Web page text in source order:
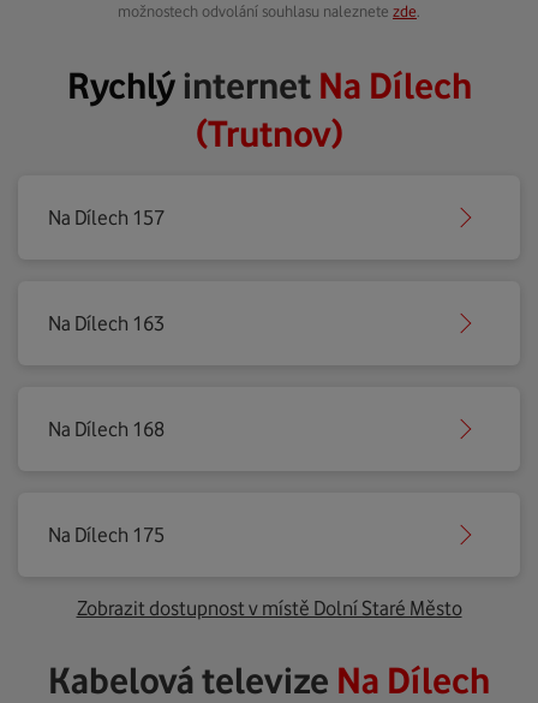
možnostech odvolání souhlasu naleznete zde
Rychlýinternet Na Dílech
(Trutnov)
Na Dílech 157
Na Dílech 163
Na Dílech 168
Na Dílech 175
Zobrazit dostupnost v místě Dolní Staré Město
Kabelová televize Na Dílech